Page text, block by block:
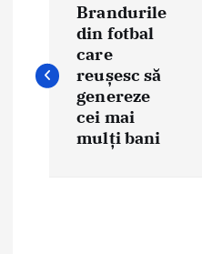
v
Brandurile
din fotbal
care
reușesc să
genereze
cei mai
mulți bani